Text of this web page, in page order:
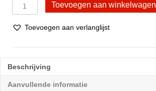
Stuks
dames
spaghetti
Zwart
Toevoegen aan winkelwagen
Toevoegen aan verlanglijst
Beschrijving
Aanvullende informatie